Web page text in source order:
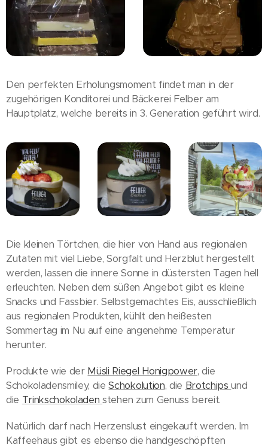
Den perfekten Erholungsmoment findet man in der
zugehörigen Konditorei und Bäckerei Felber am
Hauptplatz, welche bereits in 3. Generation geführt wird.
Die kleinen Törtchen, die hier von Hand aus regionalen
Zutaten mit viel Liebe, Sorgfalt und Herzblut hergestellt
werden, lassen die innere Sonne in düstersten Tagen hell
erleuchten. Neben dem süßen Angebot gibt es kleine
Snacks und Fassbier. Selbstgemachtes Eis, ausschließlich
aus regionalen Produkten, kühlt den heißesten
Sommertag im Nu auf eine angenehme Temperatur
herunter.
Produkte wie der Müsli Riegel Honigpower, die
Schokoladensmiley, dieSchokolution, die Brotchipsund
die Trinkschokoladenstehen zum Genuss bereit.
Natürlich darf nach Herzenslust eingekauft werden. Im
Kaffeehaus gibt es ebenso die handgeschöpften